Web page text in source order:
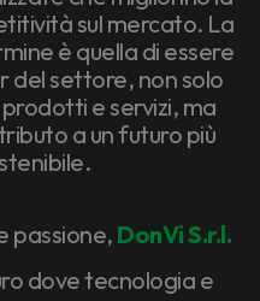
sul mercato. La
è quella di essere
del settore, non solo
e servizi, ma
a un futuro più
passione, DonVi S.r.l.
dove tecnologia e